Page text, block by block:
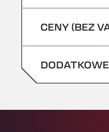
All 4 Trucks
Klaverbladstaat
American
Av. des Etats-Unis
Aut. A4 Salida
sobota
sobota
CENY (BEZ